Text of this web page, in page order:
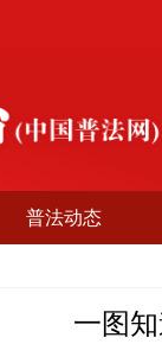
普法动态
一图